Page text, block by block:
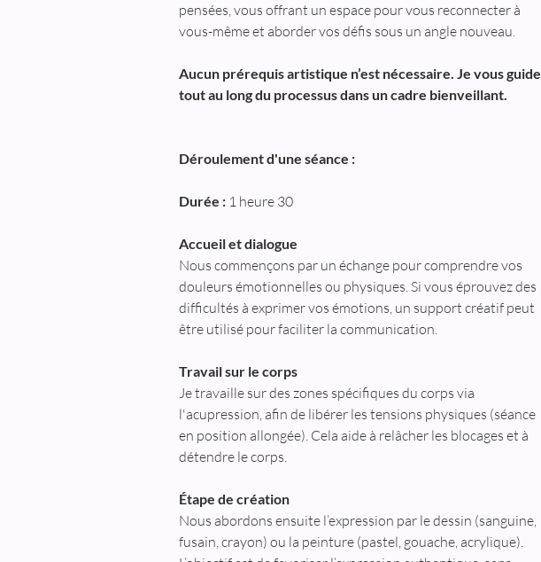
pensées, vous offrant un espace pour vous reconnecter à
vous-même et aborder vos défis sous un angle nouveau.
Aucun prérequis artistique n’est nécessaire. Je vous guide
tout au long du processus dans un cadre bienveillant.
Déroulement d'une séance :
Durée : 1 heure 30
Accueil et dialogue
Nous commençons par un échange pour comprendre vos
douleurs émotionnelles ou physiques. Si vous éprouvez des
difficultés à exprimer vos émotions, un support créatif peut
être utilisé pour faciliter la communication.
Travail sur le corps
Je travaille sur des zones spécifiques du corps via
l'acupression, afin de libérer les tensions physiques (séance
en position allongée). Cela aide à relâcher les blocages et à
détendre le corps.
Étape de création
Nous abordons ensuite l’expression par le dessin (sanguine,
fusain, crayon) ou la peinture (pastel, gouache, acrylique).